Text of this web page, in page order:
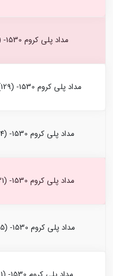
مداد پلی کروم Indian Red (192) -1530 فابرکاستل
مداد پلی کروم Pink Madder Lake (129) -1530 فابرکاستل
مداد پلی کروم Rose Carmine (124) -1530 فابرکاستل
مداد پلی کروم Medium Flesh (131) -1530 فابرکاستل
مداد پلی کروم Warm Grey VI (275) -1530 فابرکاستل